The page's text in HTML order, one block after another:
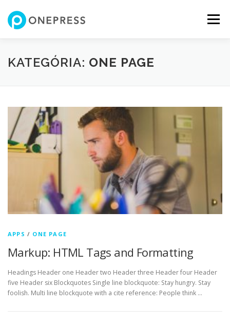
tartalomhoz
Menü
KATEGÓRIA: ONE PAGE
APPS / ONE PAGE
Markup: HTML Tags and Formatting
Headings Header one Header two Header three Header four Header
five Header six Blockquotes Single line blockquote: Stay hungry. Stay
foolish. Multi line blockquote with a cite reference: People think …